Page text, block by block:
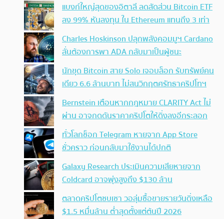
แบงก์ใหญ่สุดของอิตาลี ลดสัดส่วน Bitcoin ETF
ลง 99% หันลงทุน ใน Ethereum แทนถึง 3 เท่า
Charles Hoskinson ปลุกพลังคอมมูฯ Cardano
ลั่นต้องการพา ADA กลับมาเป็นผู้ชนะ
นักขุด Bitcoin สาย Solo เจอบล็อก รับทรัพย์คน
เดียว 6.6 ล้านบาท ไม่สนวิกฤตศรัทธาคริปโทฯ
Bernstein เตือนหากกฎหมาย CLARITY Act ไม่
ผ่าน อาจกดดันราคาคริปโตให้ดิ่งลงอีกระลอก
ทั่วโลกช็อก Telegram หายจาก App Store
ชั่วคราว ก่อนกลับมาใช้งานได้ปกติ
Galaxy Research ประเมินความเสียหายจาก
Coldcard อาจพุ่งสูงถึง $130 ล้าน
ตลาดคริปโตซบเซา วอลุ่มซื้อขายรายวันดิ่งเหลือ
$1.5 หมื่นล้าน ต่ำสุดตั้งแต่ต้นปี 2026